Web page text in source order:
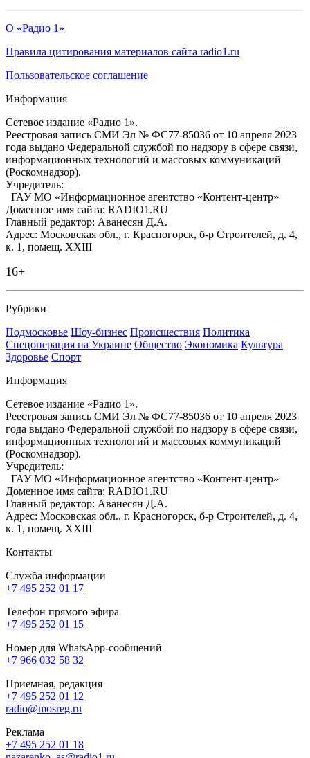
О «Радио 1»
Правила цитирования материалов сайта radio1.ru
Пользовательское соглашение
Информация
Сетевое издание «Радио 1».
Реестровая запись СМИ Эл № ФС77-85036 от 10 апреля 2023
года выдано Федеральной службой по надзору в сфере связи,
информационных технологий и массовых коммуникаций
(Роскомнадзор).
Учредитель:
ГАУ МО «Информационное агентство «Контент-центр»
Доменное имя сайта: RADIO1.RU
Главный редактор: Аванесян Д.А.
Адрес: Московская обл., г. Красногорск, б-р Строителей, д. 4,
к. 1, помещ. XXIII
16+
Рубрики
Подмосковье Шоу-бизнес Происшествия Политика
Спецоперация на Украине Общество Экономика Культура
Здоровье Спорт
Информация
Сетевое издание «Радио 1».
Реестровая запись СМИ Эл № ФС77-85036 от 10 апреля 2023
года выдано Федеральной службой по надзору в сфере связи,
информационных технологий и массовых коммуникаций
(Роскомнадзор).
Учредитель:
ГАУ МО «Информационное агентство «Контент-центр»
Доменное имя сайта: RADIO1.RU
Главный редактор: Аванесян Д.А.
Адрес: Московская обл., г. Красногорск, б-р Строителей, д. 4,
к. 1, помещ. XXIII
Контакты
Служба информации
+7 495 252 01 17
Телефон прямого эфира
+7 495 252 01 15
Номер для WhatsApp-сообщений
+7 966 032 58 32
Приемная, редакция
+7 495 252 01 12
radio@mosreg.ru
Реклама
+7 495 252 01 18